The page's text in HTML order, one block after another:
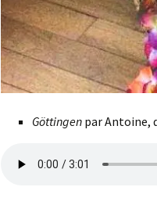
Göttingen par Antoine,